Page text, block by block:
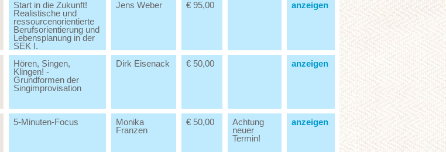
Start in die Zukunft!
Realistische und
ressourcenorientierte
Berufsorientierung und
Lebensplanung in der
SEK I.
Jens Weber € 95,00 anzeigen
Hören, Singen,
Klingen! -
Grundformen der
Singimprovisation
Dirk Eisenack € 50,00 anzeigen
5-Minuten-Focus
Monika
Franzen
€ 50,00
Achtung
neuer
Termin!
anzeigen